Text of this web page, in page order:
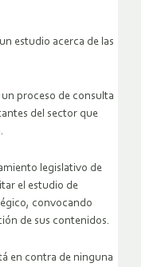
estudio acerca de las
proceso de consulta
del sector que
legislativo de
el estudio de
convocando
de sus contenidos.
en contra de ninguna